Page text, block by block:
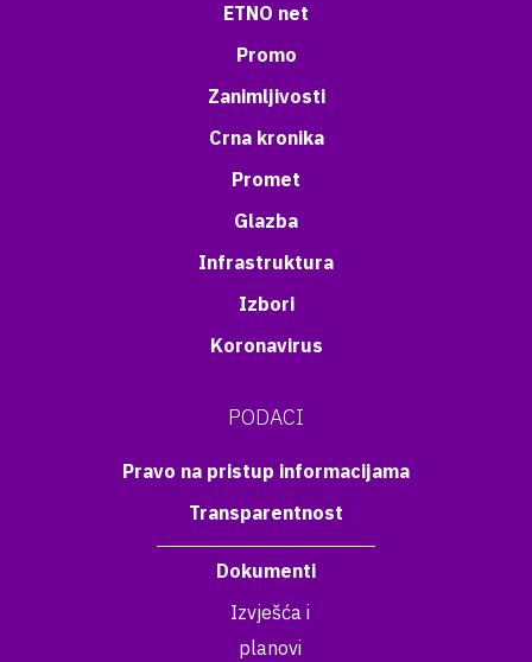
ETNO net
Promo
Zanimljivosti
Crna kronika
Promet
Glazba
Infrastruktura
Izbori
Koronavirus
PODACI
Pravo na pristup informacijama
Transparentnost
Dokumenti
Izvješća i
planovi